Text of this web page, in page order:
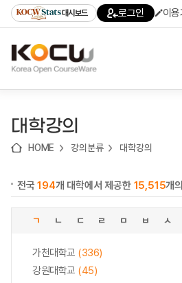
기
기
기
content)
가
대시보드 로그인 이용
대학강의
HOME 강의분류 대학강의
전국194개 대학에서 제공한 15,515개
ㄱ ㄴ ㄷ ㄹ ㅁ ㅂ ㅅ
가천대학교 (336)
강원대학교 (45)